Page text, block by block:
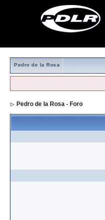
Pedro de la Rosa
Pedro de la Rosa - Foro